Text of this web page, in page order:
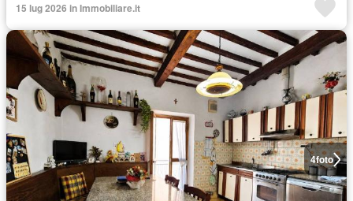
15 lug 2026 in Immobiliare.it
4foto